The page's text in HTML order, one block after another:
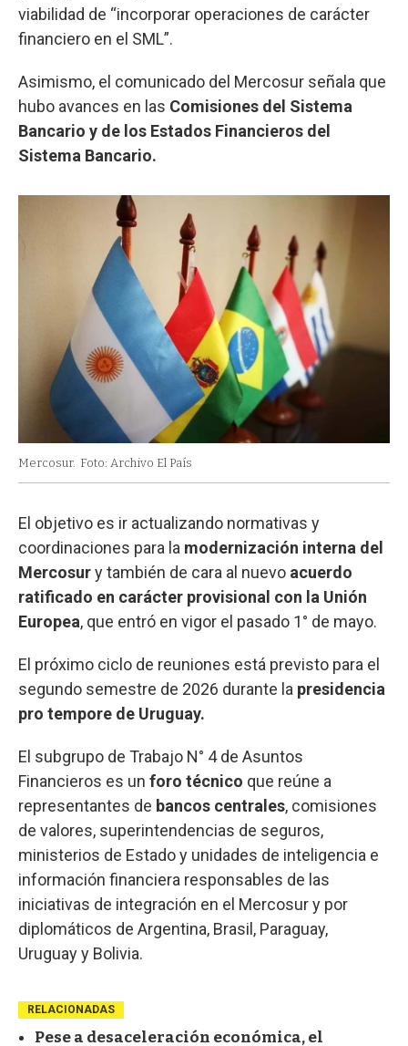
viabilidad de “incorporar operaciones de carácter
financiero en el SML”.
Asimismo, el comunicado del Mercosur señala que
hubo avances en las Comisiones del Sistema
Bancario y de los Estados Financieros del
Sistema Bancario.
Mercosur. Foto: Archivo El País
El objetivo es ir actualizando normativas y
coordinaciones para la modernización interna del
Mercosury también de cara al nuevo acuerdo
ratificado en carácter provisional con la Unión
Europea, que entró en vigor el pasado 1° de mayo.
El próximo ciclo de reuniones está previsto para el
segundo semestre de 2026 durante la presidencia
pro tempore de Uruguay.
El subgrupo de Trabajo N° 4 de Asuntos
Financieros es un foro técnico que reúne a
representantes de bancos centrales, comisiones
de valores, superintendencias de seguros,
ministerios de Estado y unidades de inteligencia e
información financiera responsables de las
iniciativas de integración en el Mercosur y por
diplomáticos de Argentina, Brasil, Paraguay,
Uruguay y Bolivia.
RELACIONADAS
Pese a desaceleración económica, el